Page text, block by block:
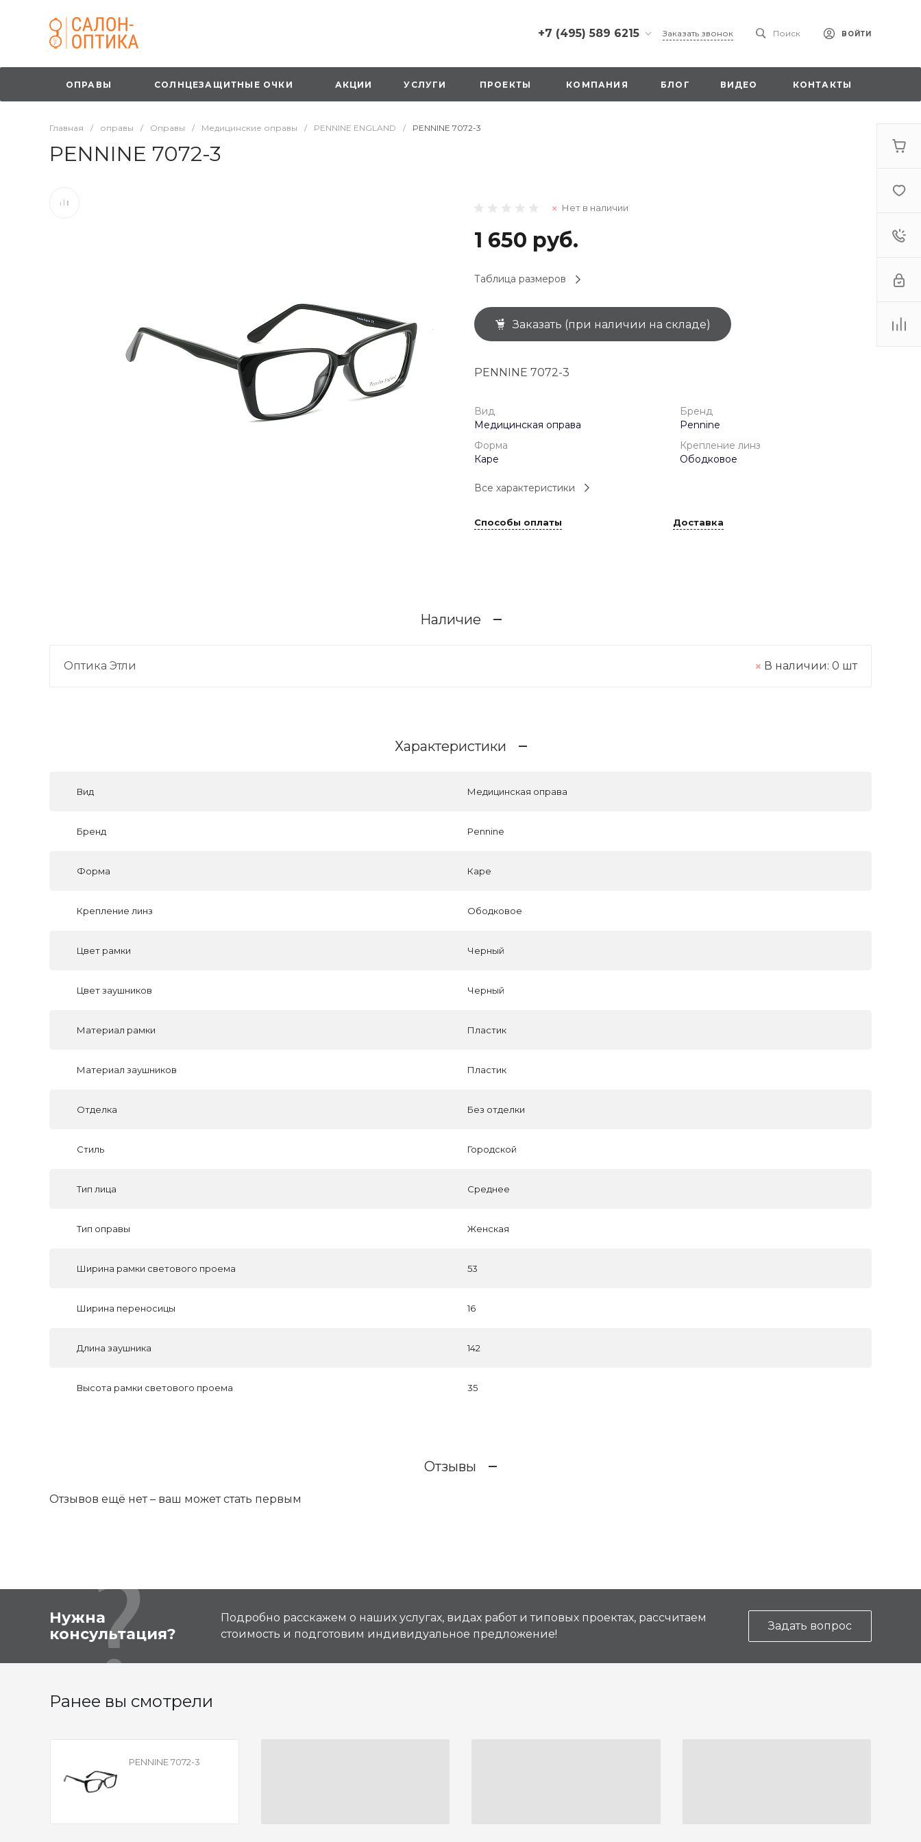
+7 (495) 589 6215
+7 (495) 589 6215
г. Москва, Русаковская
ул., д.1, вход с улицы со
стороны ТТК
г. Москва,
оранжевая вывеска
напротив «Перекрестка»
на 1 этаже
1 мая: 10:00-19:00
+7 (926) 092 4274
г. Королёв, пр-т
(0-9)
1 мая: 10:00-19:00
9 мая: 10:00-19:00
Заказать звонок Поиск ВОЙТИ
ОПРАВЫ СОЛНЦЕЗАЩИТНЫЕ ОЧКИ АКЦИИ УСЛУГИ ПРОЕКТЫ КОМПАНИЯ БЛОГ ВИДЕО КОНТАКТЫ
Главная / оправы / Оправы / Медицинские оправы / PENNINE ENGLAND / PENNINE 7072-3
PENNINE 7072-3
Нет в наличии
1 650 руб.
Таблица размеров
Заказать (при наличии на складе)
PENNINE 7072-3
Вид
Медицинская оправа
Бренд
Pennine
Форма
Каре
Крепление линз
Ободковое
Все характеристики
Способы оплаты Доставка
Наличие
Оптика Этли В наличии: 0 шт
Характеристики
Вид Медицинская оправа
Бренд Pennine
Форма Каре
Крепление линз Ободковое
Цвет рамки Черный
Цвет заушников Черный
Материал рамки Пластик
Материал заушников Пластик
Отделка Без отделки
Стиль Городской
Тип лица Среднее
Тип оправы Женская
Ширина рамки светового проема 53
Ширина переносицы 16
Длина заушника 142
Высота рамки светового проема 35
Отзывы
Отзывов ещё нет – ваш может стать первым
Нужна
консультация?
Подробно расскажем о наших услугах, видах работ и типовых проектах, рассчитаем
стоимость и подготовим индивидуальное предложение!
Задать вопрос
Ранее вы смотрели
PENNINE 7072-3